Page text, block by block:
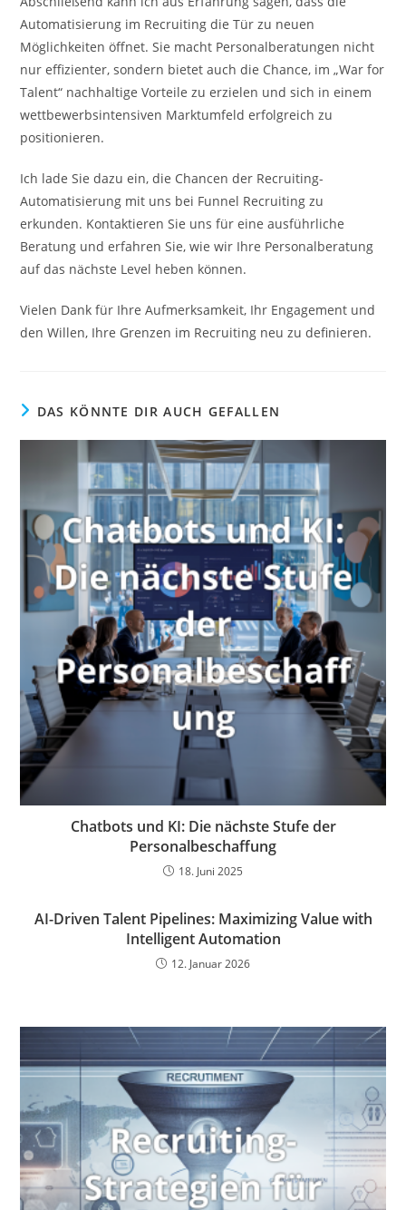
Automatisierung im Recruiting die Tür zu neuen
Möglichkeiten öffnet. Sie macht Personalberatungen nicht
nur effizienter, sondern bietet auch die Chance, im „War for
Talent“ nachhaltige Vorteile zu erzielen und sich in einem
wettbewerbsintensiven Marktumfeld erfolgreich zu
positionieren.
Ich lade Sie dazu ein, die Chancen der Recruiting-
Automatisierung mit uns bei Funnel Recruiting zu
erkunden. Kontaktieren Sie uns für eine ausführliche
Beratung und erfahren Sie, wie wir Ihre Personalberatung
auf das nächste Level heben können.
Vielen Dank für Ihre Aufmerksamkeit, Ihr Engagement und
den Willen, Ihre Grenzen im Recruiting neu zu definieren.
DAS KÖNNTE DIR AUCH GEFALLEN
Chatbots und KI: Die nächste Stufe der
Personalbeschaffung
18. Juni 2025
AI-Driven Talent Pipelines: Maximizing Value with
Intelligent Automation
12. Januar 2026